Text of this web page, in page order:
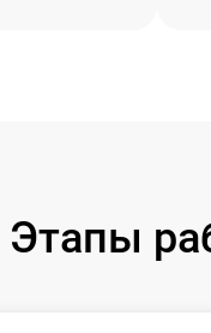
Этапы